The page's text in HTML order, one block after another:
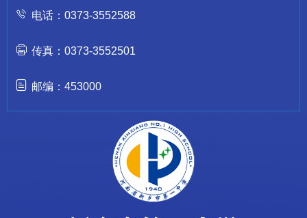
电话：0373-3552588
传真：0373-3552501
邮编：453000